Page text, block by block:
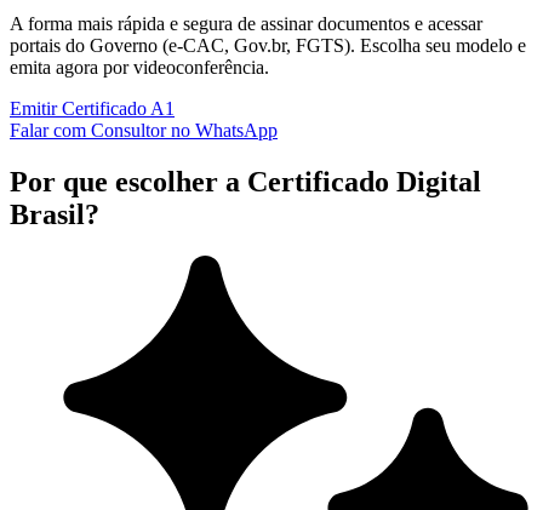
A forma mais rápida e segura de assinar documentos e acessar
portais do Governo (e-CAC, Gov.br, FGTS). Escolha seu modelo e
emita agora por videoconferência.
Emitir Certificado A1
Falar com Consultor no WhatsApp
Por que escolher a Certificado Digital
Brasil?